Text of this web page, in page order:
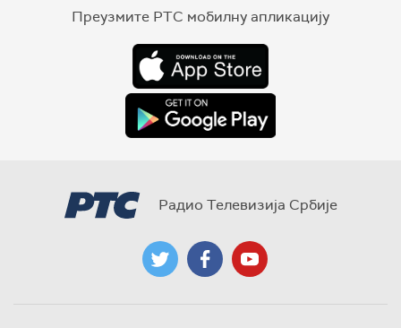
Преузмите РТС мобилну апликацију
Радио Телевизија Србије